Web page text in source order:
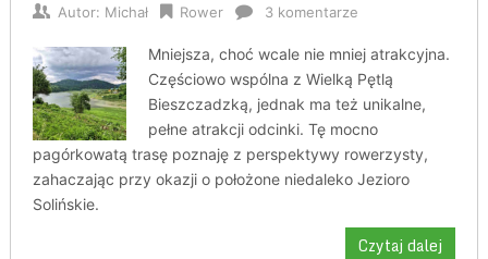
Autor: Michał Rower 3 komentarze
Mniejsza, choć wcale nie mniej atrakcyjna.
Częściowo wspólna z Wielką Pętlą
Bieszczadzką, jednak ma też unikalne,
pełne atrakcji odcinki. Tę mocno
pagórkowatą trasę poznaję z perspektywy rowerzysty,
zahaczając przy okazji o położone niedaleko Jezioro
Solińskie.
Czytaj dalej